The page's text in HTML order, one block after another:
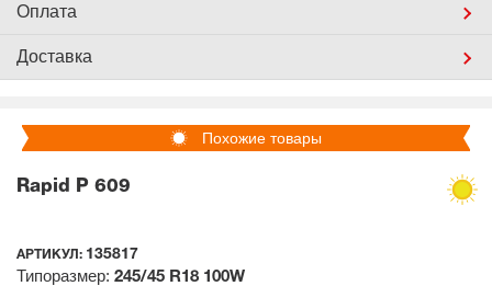
Оплата
Доставка
Похожие товары
Rapid P 609
АРТИКУЛ: 135817
Типоразмер: 245/45 R18 100W